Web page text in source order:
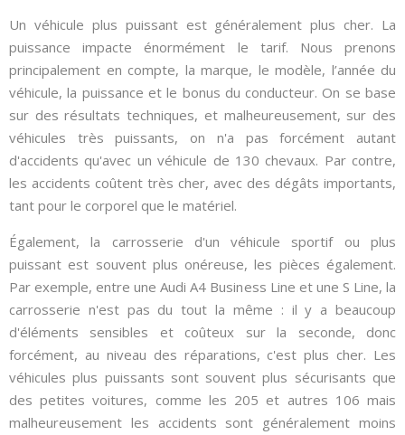
Un véhicule plus puissant est généralement plus cher. La
puissance impacte énormément le tarif. Nous prenons
principalement en compte, la marque, le modèle, l’année du
véhicule, la puissance et le bonus du conducteur. On se base
sur des résultats techniques, et malheureusement, sur des
véhicules très puissants, on n'a pas forcément autant
d'accidents qu'avec un véhicule de 130 chevaux. Par contre,
les accidents coûtent très cher, avec des dégâts importants,
tant pour le corporel que le matériel.
Également, la carrosserie d'un véhicule sportif ou plus
puissant est souvent plus onéreuse, les pièces également.
Par exemple, entre une Audi A4 Business Line et une S Line, la
carrosserie n'est pas du tout la même : il y a beaucoup
d'éléments sensibles et coûteux sur la seconde, donc
forcément, au niveau des réparations, c'est plus cher. Les
véhicules plus puissants sont souvent plus sécurisants que
des petites voitures, comme les 205 et autres 106 mais
malheureusement les accidents sont généralement moins